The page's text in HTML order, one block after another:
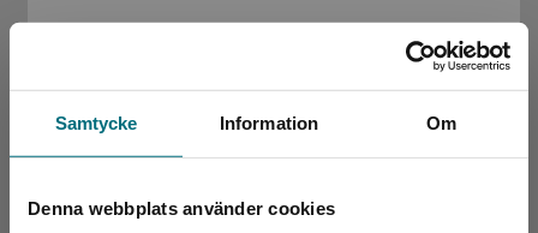
Samtycke Information Om
Denna webbplats använder cookies